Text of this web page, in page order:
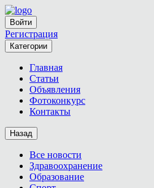
Войти
Регистрация
Категории
Главная
Статьи
Объявления
Фотоконкурс
Контакты
Назад
Все новости
Здравоохранение
Образование